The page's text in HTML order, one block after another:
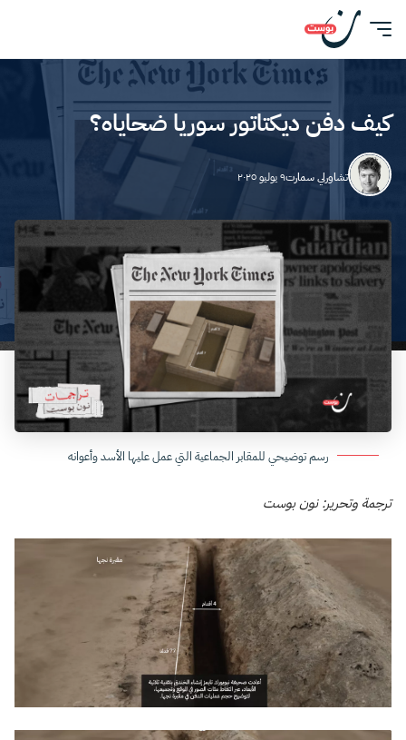
كيف دفن ديكتاتور سوريا ضحاياه؟
تشاورلي سمارت٩ يوليو ٢٠٢٥
رسم توضيحي للمقابر الجماعية التي عمل عليها الأسد وأعوانه
ترجمة وتحرير: نون بوست